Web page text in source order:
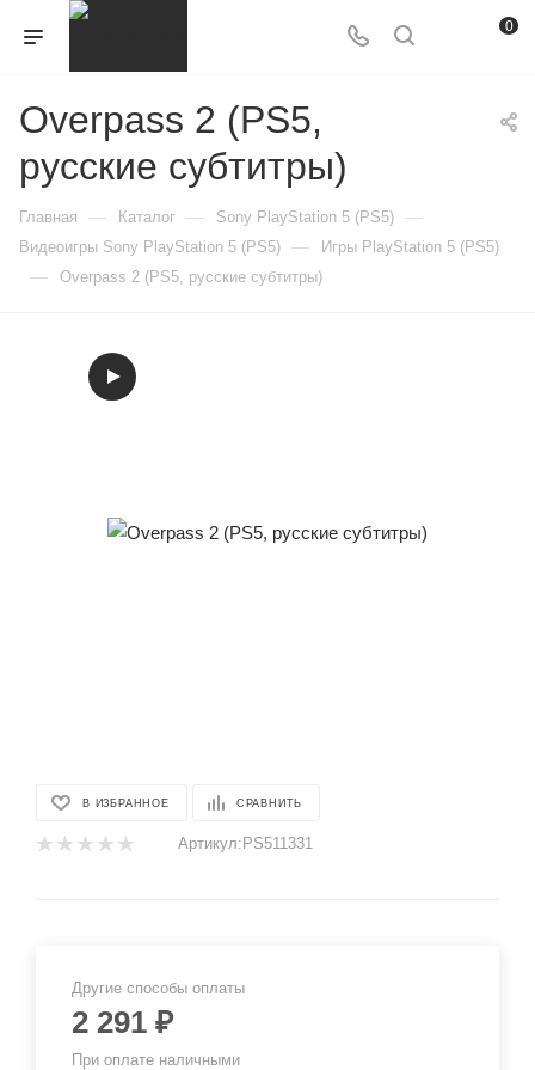
0
Overpass 2 (PS5,
русские субтитры)
Главная — Каталог — Sony PlayStation 5 (PS5) —
Видеоигры Sony PlayStation 5 (PS5) — Игры PlayStation 5 (PS5)
— Overpass 2 (PS5, русские субтитры)
В ИЗБРАННОЕ СРАВНИТЬ
Артикул: PS511331
Другие способы оплаты
2 291 ₽
При оплате наличными